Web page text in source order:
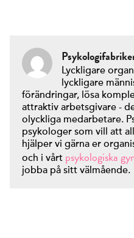
Lyckligare
lyckligare
förändringar, lösa
attraktiv arbetsgivare -
olyckliga medarbetare.
psykologer som vill att
hjälper vi gärna er
och i vårt psykologiska
jobba på sitt välmående.